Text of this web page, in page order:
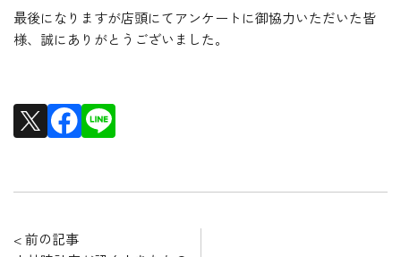
最後になりますが店頭にてアンケートに御協力いただいた皆
様、誠にありがとうございました。
< 前の記事